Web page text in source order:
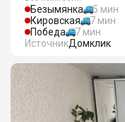
Безымянка
5 мин
Кировская
7 мин
Победа
7 мин
ИсточникДомклик